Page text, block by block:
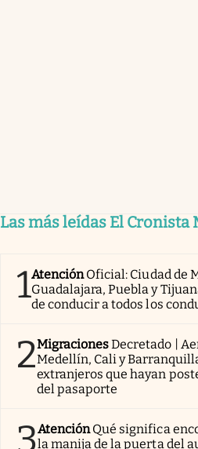
Las más leídas El Cronista
1AtenciónOficial: Ciudad de
Guadalajara, Puebla y
de conducir a todos los
2MigracionesDecretado |
Medellín, Cali y
extranjeros que hayan
del pasaporte
3AtenciónQué significa
la manija de la puerta del